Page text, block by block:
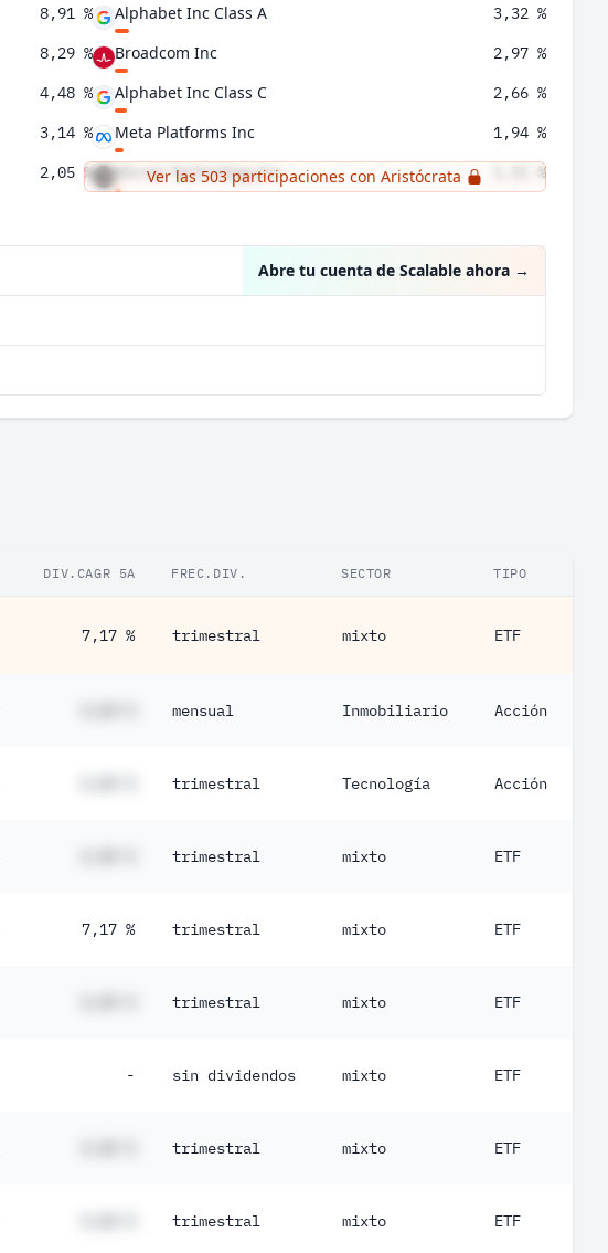
8,91 %
8,29 %
4,48 %
3,14 %
2,05 %
1,65 %
Alphabet Inc Class A 3,32 %
Broadcom Inc 2,97 %
Alphabet Inc Class C 2,66 %
Meta Platforms Inc 1,94 %
Micron Technology Inc 1,51 %
Ver las 503 participaciones con Aristócrata
Abre tu cuenta de Scalable ahora →
DIV.CAGR 5A FREC.DIV. SECTOR TIPO
7,17 % trimestral mixto ETF
mensual Inmobiliario Acción
trimestral Tecnología Acción
trimestral mixto ETF
7,17 % trimestral mixto ETF
trimestral mixto ETF
- sin dividendos mixto ETF
trimestral mixto ETF
trimestral mixto ETF